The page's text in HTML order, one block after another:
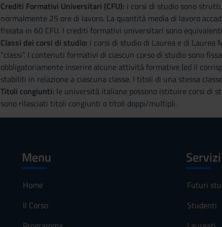
Crediti Formativi Universitari (CFU): i corsi di studio sono
normalmente 25 ore di lavoro. La quantità media di lavoro
fissata in 60 CFU. I crediti formativi universitari sono
Classi dei corsi di studio: i corsi di studio di Laurea e di
“classi”. I contenuti formativi di ciascun corso di studio sono
obbligatoriamente inserire alcune attività formative (ed il
stabiliti in relazione a ciascuna classe. I titoli di una stessa
Titoli congiunti: le università italiane possono istituire corsi di
sono rilasciati titoli congiunti o titoli doppi/multipli.
Menu
Home
Il Corso
Futuri
Studenti